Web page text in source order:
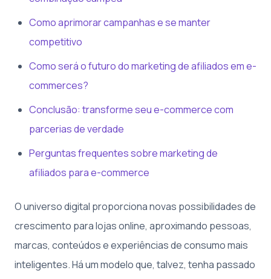
Como aprimorar campanhas e se manter
competitivo
Como será o futuro do marketing de afiliados em e-
commerces?
Conclusão: transforme seu e-commerce com
parcerias de verdade
Perguntas frequentes sobre marketing de
afiliados para e-commerce
O universo digital proporciona novas possibilidades de
crescimento para lojas online, aproximando pessoas,
marcas, conteúdos e experiências de consumo mais
inteligentes. Há um modelo que, talvez, tenha passado